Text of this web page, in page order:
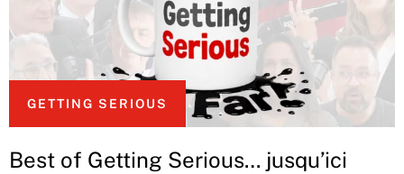
GETTING SERIOUS
Best of Getting Serious… jusqu’ici